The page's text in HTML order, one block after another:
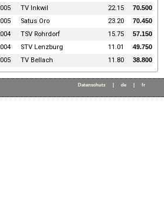
TV Inkwil 22.15 70.500
Satus Oro 23.20 70.450
TSV Rohrdorf 15.75 57.150
STV Lenzburg 11.01 49.750
TV Bellach 11.80 38.800
Datenschutz de fr